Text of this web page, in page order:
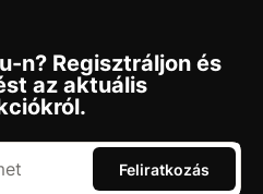
n? Regisztráljon és
az aktuális
Feliratkozás